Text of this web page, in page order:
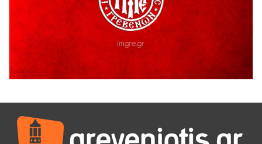
ΑΗ ΛΑΟΣ | 5 Αυγούστου | Υπαίθριο Θέατρο “Καστράκι”,
41η Γιορτή Κρασιού στο Τρίκωμο – «Γιορτή Παράδοσης»
5 Αυγούστου 2026
ΕΥΧΑΡΙΣΤΙΕΣ Φυσιολατρικού Συλλόγου Γρεβενών